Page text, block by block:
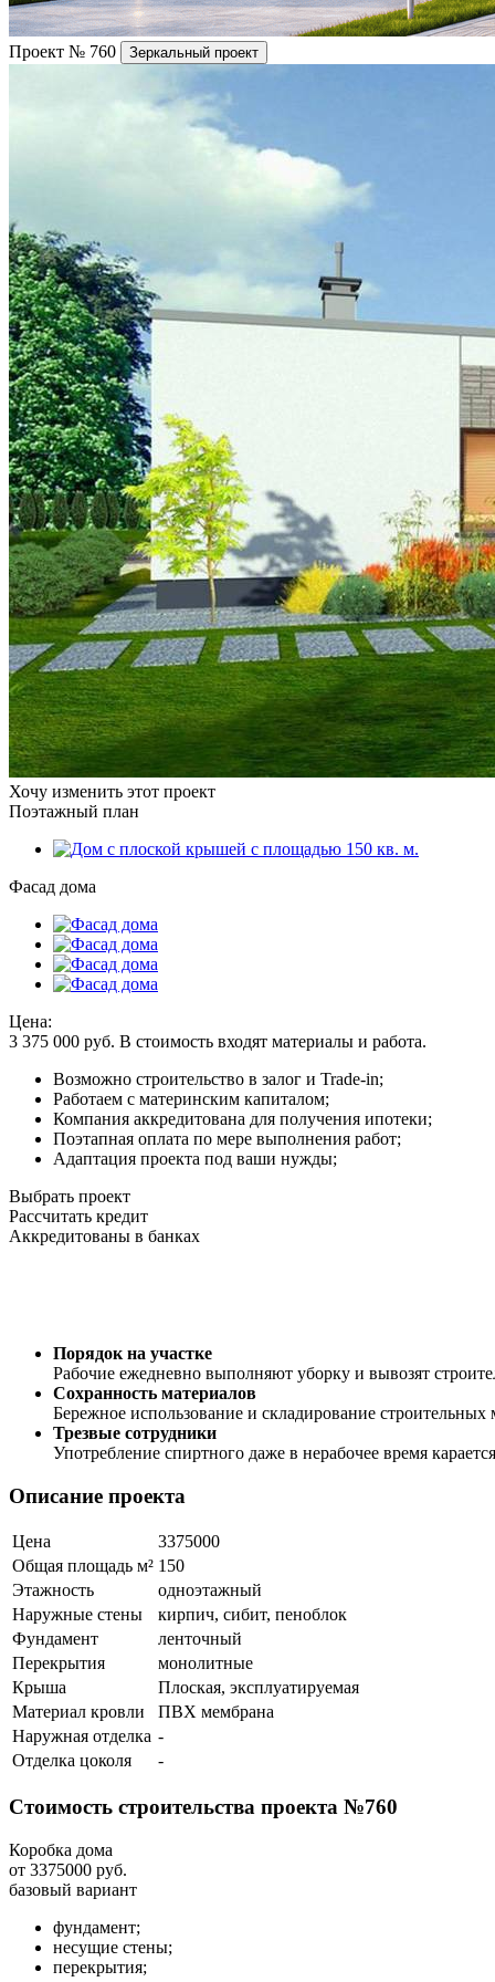
Проект № 760 Зеркальный проект
Хочу изменить этот проект
Поэтажный план
Фасад дома
Цена:
3 375 000 руб. В стоимость входят материалы и работа.
Возможно строительство в залог и Trade-in;
Работаем с материнским капиталом;
Компания аккредитована для получения ипотеки;
Поэтапная оплата по мере выполнения работ;
Адаптация проекта под ваши нужды;
Выбрать проект
Рассчитать кредит
Аккредитованы в банках
Порядок на участке
Рабочие ежедневно выполняют уборку и вывозят
Сохранность материалов
Бережное использование и складирование строительных
Трезвые сотрудники
Употребление спиртного даже в нерабочее время
Описание проекта
Цена
3375000
Общая площадь м² 150
Этажность
одноэтажный
Наружные стены
кирпич, сибит, пеноблок
Фундамент
ленточный
Перекрытия
монолитные
Крыша
Плоская, эксплуатируемая
Материал кровли
ПВХ мембрана
Наружная отделка -
Отделка цоколя
-
Стоимость строительства проекта №760
Коробка дома
от 3375000 руб.
базовый вариант
фундамент;
несущие стены;
перекрытия;